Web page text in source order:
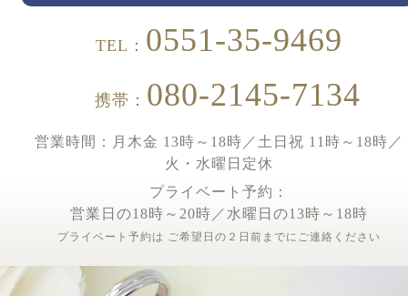
TEL： 0551-35-9469
携帯： 080-2145-7134
営業時間：月木金 13時～18時／土日祝 11時～18時／
火・水曜日定休
プライベート予約：
営業日の18時～20時／水曜日の13時～18時
プライベート予約は ご希望日の２日前までにご連絡ください